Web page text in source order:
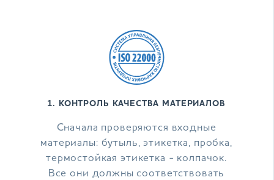
1. КОНТРОЛЬ КАЧЕСТВА МАТЕРИАЛОВ
Сначала проверяются входные
материалы: бутыль, этикетка, пробка,
термостойкая этикетка - колпачок.
Все они должны соответствовать